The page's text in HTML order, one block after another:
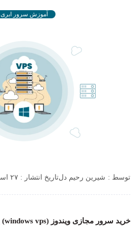
آموزش سرور ابری
توسط : شیرین رحیم دلتاریخ انتشار : ۲۷ اسفند ۱۴۰۲
خرید سرور مجازی ویندوز (windows vps)